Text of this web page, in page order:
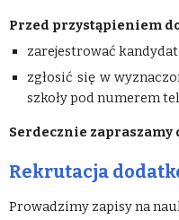
Przed przystąpieniem
zarejestrować
zgłosić się w
szkoły pod numerem
Serdecznie zapraszamy
Rekrutacja
Prowadzimy zapisy na